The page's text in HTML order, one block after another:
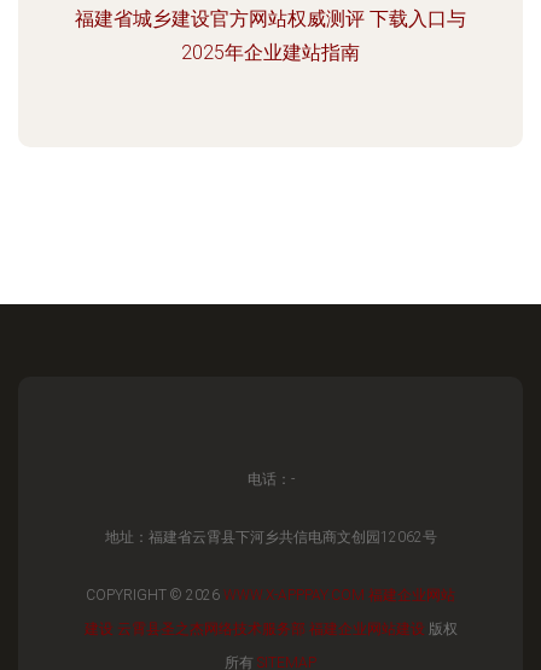
福建省城乡建设官方网站权威测评 下载入口与
2025年企业建站指南
电话：-
地址：福建省云霄县下河乡共信电商文创园12062号
COPYRIGHT © 2026 WWW.X-APPPAY.COM 福建企业网站
建设 云霄县圣之杰网络技术服务部 福建企业网站建设 版权
所有 SITEMAP